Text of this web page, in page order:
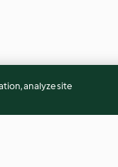
analyze site